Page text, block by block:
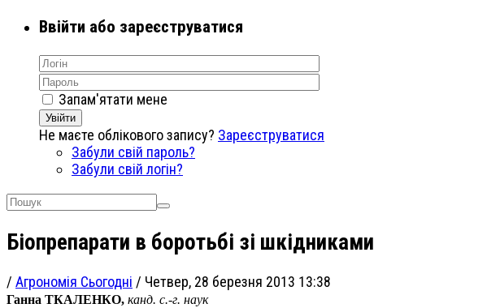
Ввійти або зареєструватися
Запам'ятати мене
Увійти
Не маєте облікового запису? Зареєструватися
Забули свій пароль?
Забули свій логін?
Біопрепарати в боротьбі зі шкідниками
/ Агрономія Сьогодні / Четвер, 28 березня 2013 13:38
Ганна ТКАЛЕНКО, канд. с.-г. наук